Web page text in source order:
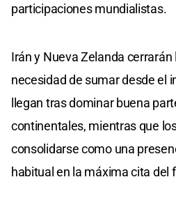
participaciones mundialistas.
Irán y Nueva Zelanda cerrarán
necesidad de sumar desde el
llegan tras dominar buena
continentales, mientras que
consolidarse como una
habitual en la máxima cita del